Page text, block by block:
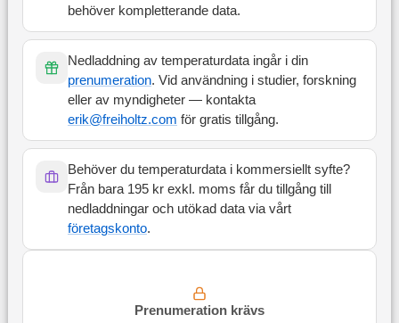
behöver kompletterande data.
Nedladdning av temperaturdata ingår i din
prenumeration. Vid användning i studier, forskning
eller av myndigheter — kontakta
erik@freiholtz.com för gratis tillgång.
Behöver du temperaturdata i kommersiellt syfte?
Från bara 195 kr exkl. moms får du tillgång till
nedladdningar och utökad data via vårt
företagskonto.
Prenumeration krävs